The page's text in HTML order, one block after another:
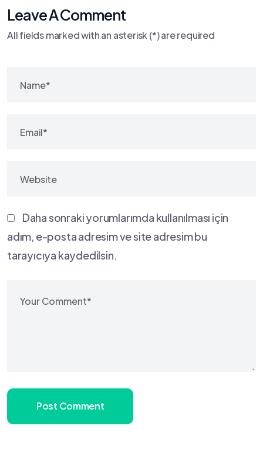
Leave A Comment
All fields marked with an asterisk (*) are required
Daha sonraki yorumlarımda kullanılması için
adım, e-posta adresim ve site adresim bu
tarayıcıya kaydedilsin.
Post Comment